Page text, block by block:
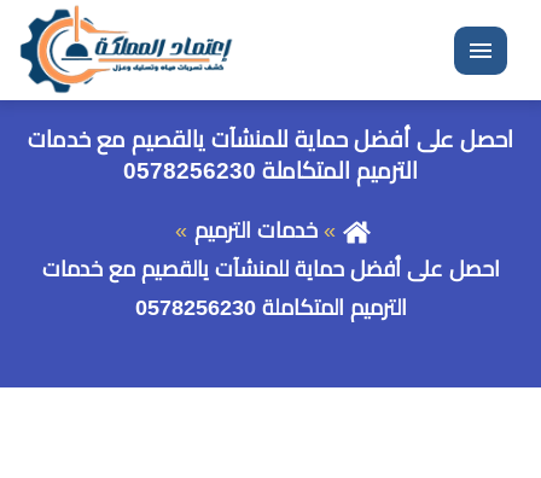
القائمة
احصل على أفضل حماية للمنشآت يالقصيم مع خدمات
الترميم المتكاملة 0578256230
خدمات الترميم
احصل على أفضل حماية للمنشآت يالقصيم مع خدمات
الترميم المتكاملة 0578256230